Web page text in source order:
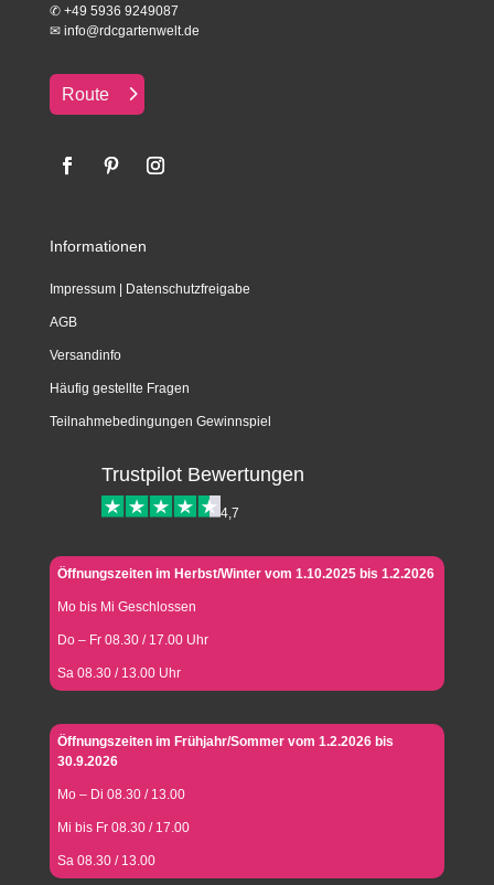
✆ +49 5936 9249087
✉ info@rdcgartenwelt.de
Route
Informationen
Impressum| Datenschutzfreigabe
AGB
Versandinfo
Häufig gestellte Fragen
Teilnahmebedingungen Gewinnspiel
Trustpilot Bewertungen
4,7
Öffnungszeiten im Herbst/Winter vom 1.10.2025 bis 1.2.2026
Mo bis Mi Geschlossen
Do – Fr 08.30 / 17.00 Uhr
Sa 08.30 / 13.00 Uhr
Öffnungszeiten im Frühjahr/Sommer vom 1.2.2026 bis
30.9.2026
Mo – Di 08.30 / 13.00
Mi bis Fr 08.30 / 17.00
Sa 08.30 / 13.00